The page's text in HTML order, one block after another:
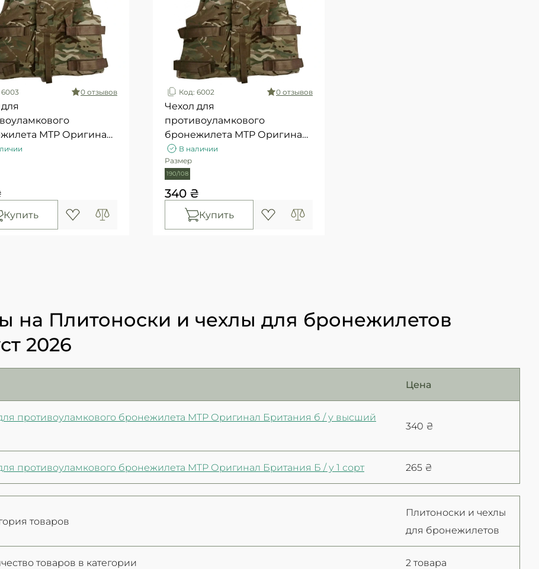
0 отзывов
MTP Оригинал
Б / у 1 сорт
Купить
Код: 6002 0 отзывов
Чехол для
противоуламкового
бронежилета MTP Оригинал
Британия б / у высший сорт
В наличии
Размер
190/108
340 ₴
Купить
на Плитоноски и чехлы для бронежилетов
2026
Цена
противоуламкового бронежилета MTP Оригинал Британия б / у высший
340 ₴
противоуламкового бронежилета MTP Оригинал Британия Б / у 1 сорт 265 ₴
товаров
Плитоноски и чехлы
для бронежилетов
товаров в категории 2 товара